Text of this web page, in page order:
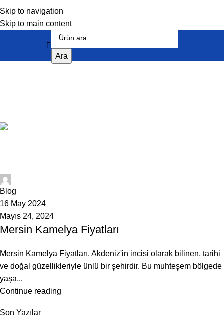
Skip to navigation
Skip to main content
Ara
Blog
16 May 2024
Mayıs 24, 2024
Mersin Kamelya Fiyatları
Mersin Kamelya Fiyatları, Akdeniz'in incisi olarak bilinen, tarihi
ve doğal güzellikleriyle ünlü bir şehirdir. Bu muhteşem bölgede
yaşa...
Continue reading
Son Yazılar